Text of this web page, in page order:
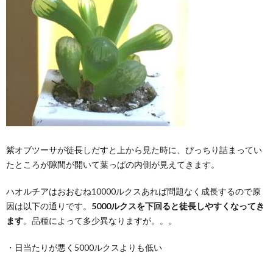
紫オブツーサが徒長しだすと上から見た時に、ぴっちり詰まってい
たところが隙間が開いて葉っぱの内側が見えてきます。
ハオルチアはおおむね10000ルクスあれば問題なく成長するので原
因は以下の通りです。 5000ルクスを下回ると徒長しやすくなってき
ます。品種によって多少異なりますが。。。
・日当たりが悪く5000ルクスよりも低い